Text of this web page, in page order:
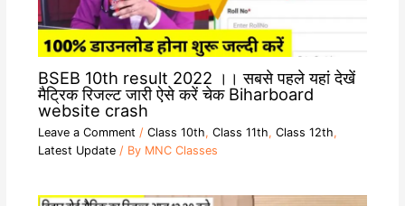
BSEB 10th result 2022 ।। सबसे पहले यहां देखें
मैट्रिक रिजल्ट जारी ऐसे करें चेक Biharboard
website crash
Leave a Comment / Class 10th, Class 11th, Class 12th,
Latest Update/ By MNC Classes